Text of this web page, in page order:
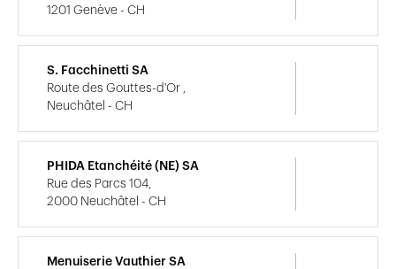
1201 Genève - CH
S. Facchinetti SA
Route des Gouttes-d'Or ,
Neuchâtel - CH
PHIDA Etanchéité (NE) SA
Rue des Parcs 104,
2000 Neuchâtel - CH
Menuiserie Vauthier SA